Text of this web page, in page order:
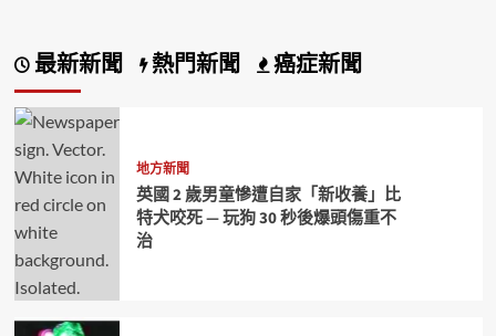
最新新聞 熱門新聞 癌症新聞
地方新聞
英國 2 歲男童慘遭自家「新收養」比
特犬咬死 — 玩狗 30 秒後爆頭傷重不
治